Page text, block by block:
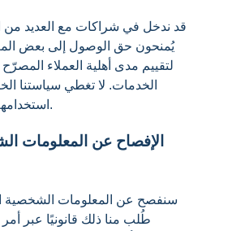
قد ندخل في شراكات مع العديد من
يُمنحون حق الوصول إلى بعض
لتقييم مدى أهلية العملاء
الخدمات. لا تغطي سياستنا
استخدامهم لتلك المعلومات.
الإفصاح عن المعلومات
سنفصح عن المعلومات الشخصية
طُلب منا ذلك قانونيًا عبر